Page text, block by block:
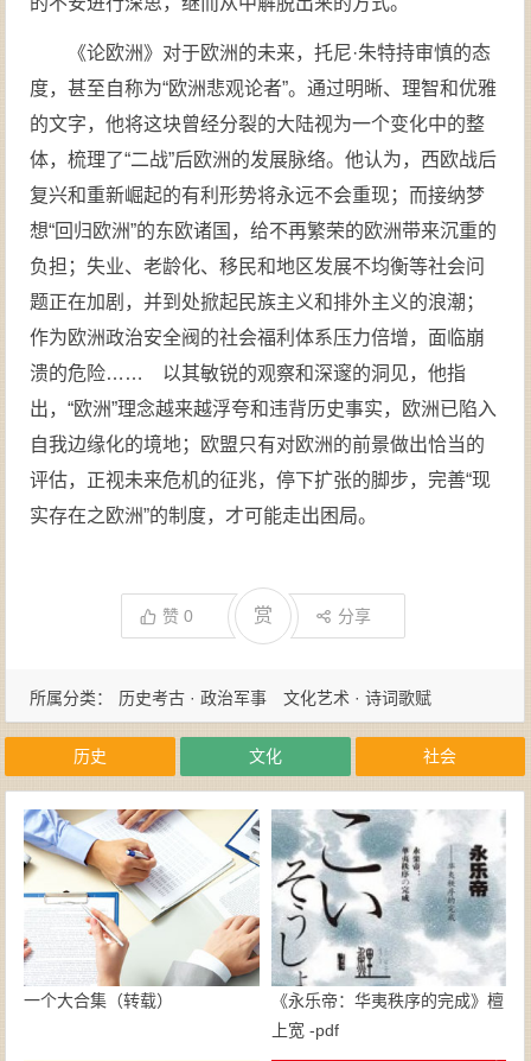
《论欧洲》对于欧洲的未来，托尼·朱特持审慎的态
度，甚至自称为“欧洲悲观论者”。通过明晰、理智和优雅
的文字，他将这块曾经分裂的大陆视为一个变化中的整
体，梳理了“二战”后欧洲的发展脉络。他认为，西欧战后
复兴和重新崛起的有利形势将永远不会重现；而接纳梦
想“回归欧洲”的东欧诸国，给不再繁荣的欧洲带来沉重的
负担；失业、老龄化、移民和地区发展不均衡等社会问
题正在加剧，并到处掀起民族主义和排外主义的浪潮；
作为欧洲政治安全阀的社会福利体系压力倍增，面临崩
溃的危险…… 以其敏锐的观察和深邃的洞见，他指
出，“欧洲”理念越来越浮夸和违背历史事实，欧洲已陷入
自我边缘化的境地；欧盟只有对欧洲的前景做出恰当的
评估，正视未来危机的征兆，停下扩张的脚步，完善“现
实存在之欧洲”的制度，才可能走出困局。
赞0 赏 分享
所属分类： 历史考古 · 政治军事 文化艺术 · 诗词歌赋
历史 文化 社会
一个大合集（转载）
《永乐帝：华夷秩序的完成》檀
上宽 -pdf